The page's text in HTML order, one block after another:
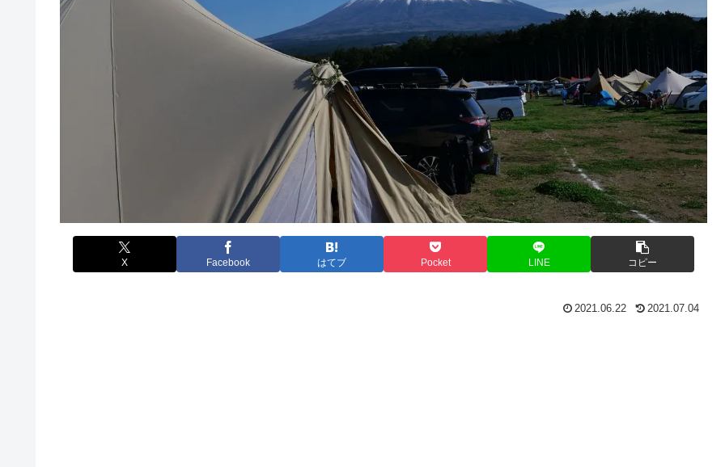
X Facebook はてブ Pocket LINE コピー
2021.06.22 2021.07.04